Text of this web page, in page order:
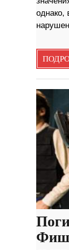
однако,